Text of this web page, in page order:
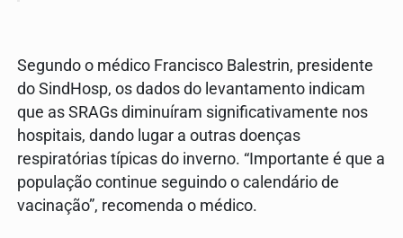
Segundo o médico Francisco Balestrin, presidente
do SindHosp, os dados do levantamento indicam
que as SRAGs diminuíram significativamente nos
hospitais, dando lugar a outras doenças
respiratórias típicas do inverno. “Importante é que a
população continue seguindo o calendário de
vacinação”, recomenda o médico.